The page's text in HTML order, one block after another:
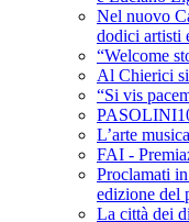
Nel nuovo
dodici artisti
“Welcome
Al Chierici si
“Si vis
L’arte
FAI -
Proclamati
edizione del
La città dei